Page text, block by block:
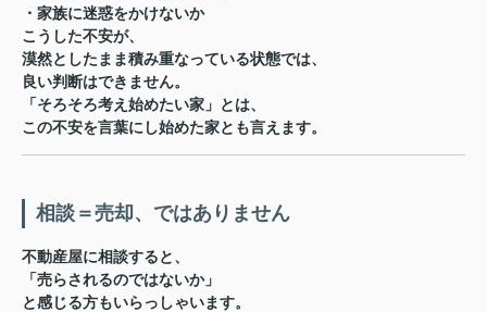
・家族に迷惑をかけないか
こうした不安が、
漠然としたまま積み重なっている状態では、
良い判断はできません。
「そろそろ考え始めたい家」とは、
この不安を言葉にし始めた家とも言えます。
相談＝売却、ではありません
不動産屋に相談すると、
「売らされるのではないか」
と感じる方もいらっしゃいます。